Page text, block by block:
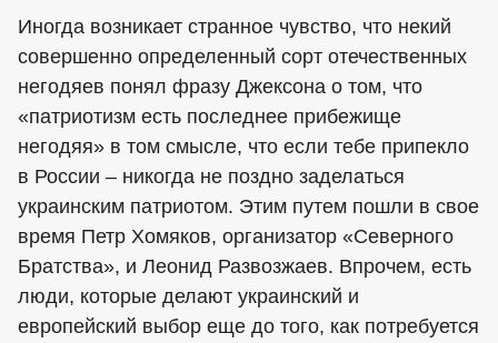
Иногда возникает странное чувство, что некий
совершенно определенный сорт отечественных
негодяев понял фразу Джексона о том, что
«патриотизм есть последнее прибежище
негодяя» в том смысле, что если тебе припекло
в России – никогда не поздно заделаться
украинским патриотом. Этим путем пошли в свое
время Петр Хомяков, организатор «Северного
Братства», и Леонид Развозжаев. Впрочем, есть
люди, которые делают украинский и
европейский выбор еще до того, как потребуется